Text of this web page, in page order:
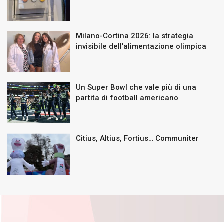
Milano-Cortina 2026: la strategia
invisibile dell’alimentazione olimpica
Un Super Bowl che vale più di una
partita di football americano
Citius, Altius, Fortius… Communiter